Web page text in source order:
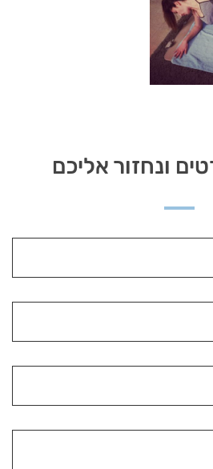
ונחזור אליכם